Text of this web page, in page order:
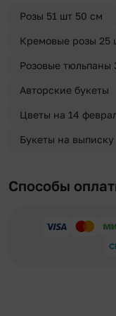
Розы 51 шт 50 см
Кремовые розы 25
Розовые тюльпаны
Авторские букеты
Цветы на 14
Букеты на
Способы